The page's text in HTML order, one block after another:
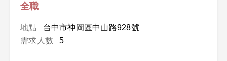
全職
地點
台中市神岡區中山路928號
需求人數
5